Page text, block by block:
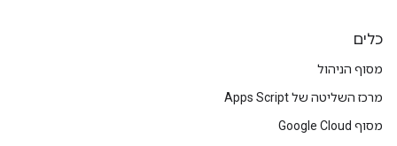
כלים
מסוף הניהול
מרכז השליטה של Apps Script
מסוף Google Cloud